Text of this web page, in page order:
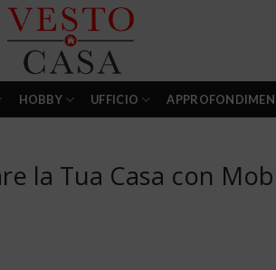
HOBBY UFFICIO
la Tua Casa con